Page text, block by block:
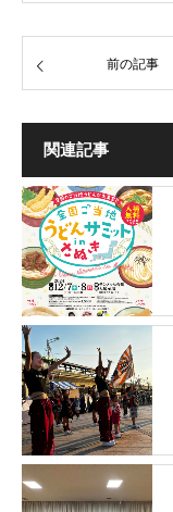
前の記事
関連記事